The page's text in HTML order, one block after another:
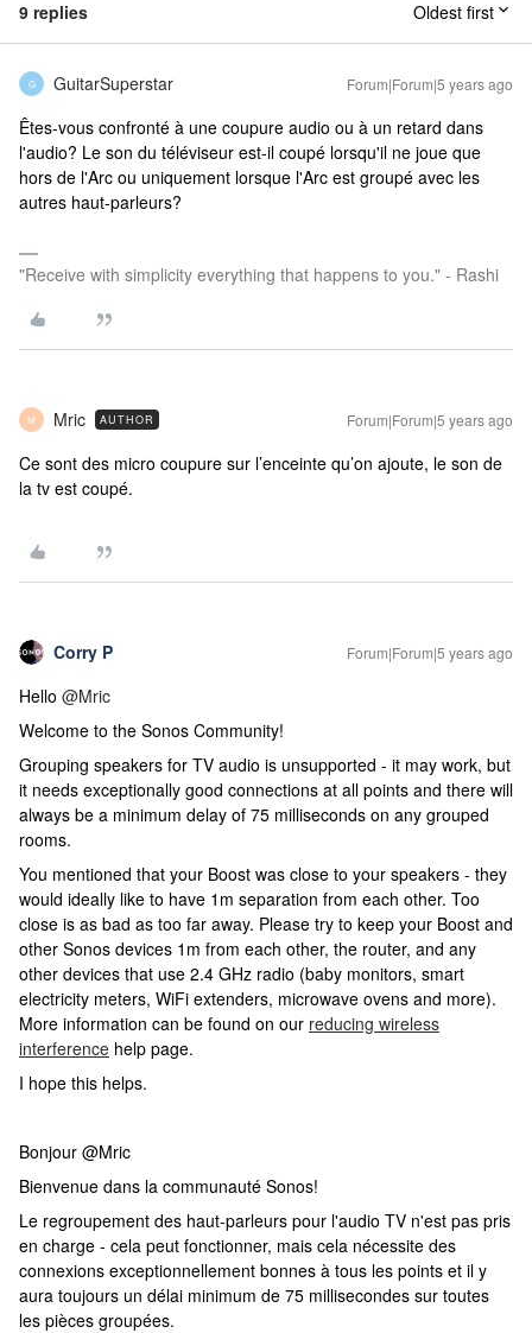
9 replies Oldest first
G GuitarSuperstar Forum|Forum|5 years ago
Êtes-vous confronté à une coupure audio ou à un retard dans
l'audio? Le son du téléviseur est-il coupé lorsqu'il ne joue que
hors de l'Arc ou uniquement lorsque l'Arc est groupé avec les
autres haut-parleurs?
"Receive with simplicity everything that happens to you." - Rashi
M Mric AUTHOR Forum|Forum|5 years ago
Ce sont des micro coupure sur l’enceinte qu’on ajoute, le son de
la tv est coupé.
Corry P Forum|Forum|5 years ago
Hello @Mric
Welcome to the Sonos Community!
Grouping speakers for TV audio is unsupported - it may work, but
it needs exceptionally good connections at all points and there will
always be a minimum delay of 75 milliseconds on any grouped
rooms.
You mentioned that your Boost was close to your speakers - they
would ideally like to have 1m separation from each other. Too
close is as bad as too far away. Please try to keep your Boost and
other Sonos devices 1m from each other, the router, and any
other devices that use 2.4 GHz radio (baby monitors, smart
electricity meters, WiFi extenders, microwave ovens and more).
More information can be found on our reducing wireless
interference help page.
I hope this helps.
Bonjour @Mric
Bienvenue dans la communauté Sonos!
Le regroupement des haut-parleurs pour l'audio TV n'est pas pris
en charge - cela peut fonctionner, mais cela nécessite des
connexions exceptionnellement bonnes à tous les points et il y
aura toujours un délai minimum de 75 millisecondes sur toutes
les pièces groupées.